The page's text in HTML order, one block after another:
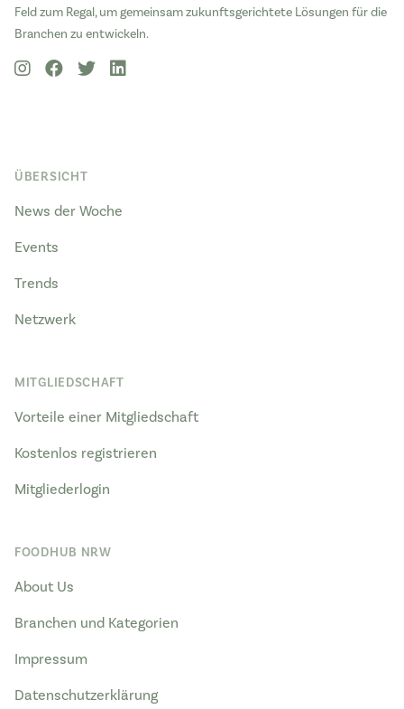
Feld zum Regal, um gemeinsam zukunftsgerichtete Lösungen für die
Branchen zu entwickeln.
ÜBERSICHT
News der Woche
Events
Trends
Netzwerk
MITGLIEDSCHAFT
Vorteile einer Mitgliedschaft
Kostenlos registrieren
Mitgliederlogin
FOODHUB NRW
About Us
Branchen und Kategorien
Impressum
Datenschutzerklärung